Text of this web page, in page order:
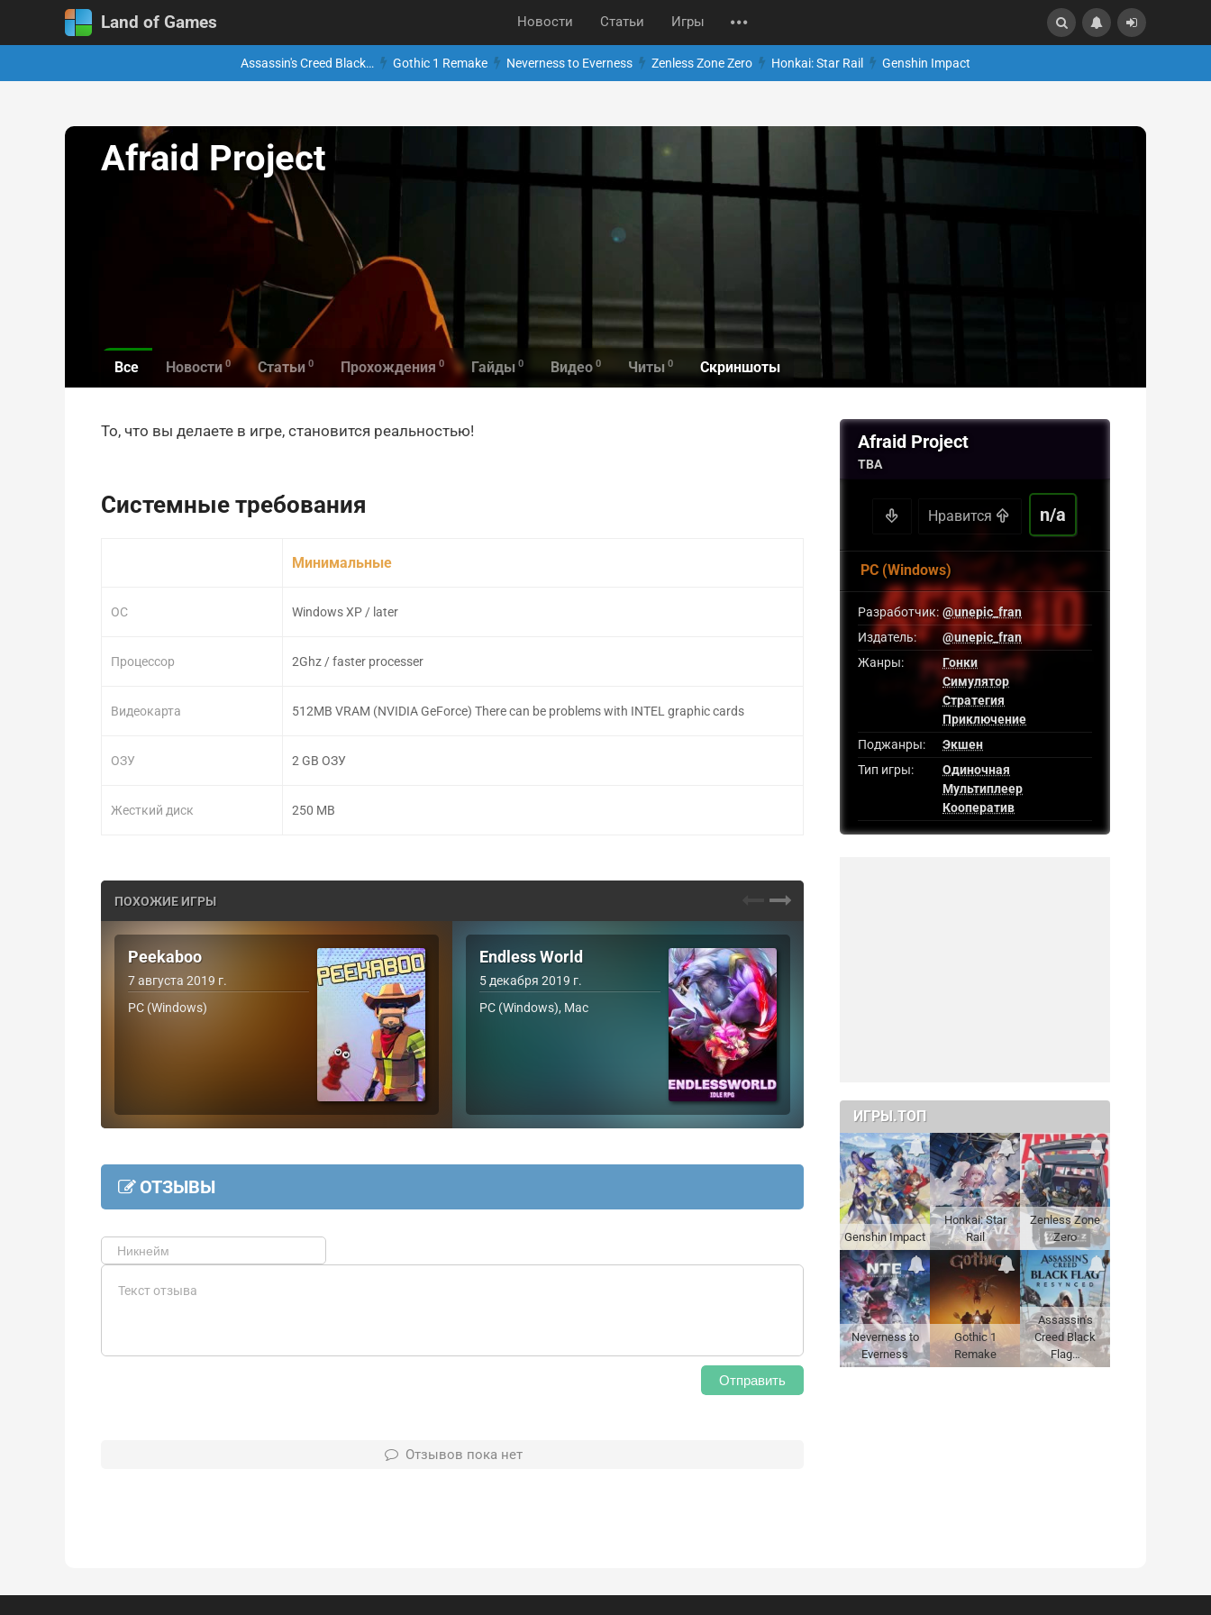
Land of Games Новости Статьи Игры
Assassin's Creed Black… Gothic 1 Remake Neverness to Everness Zenless Zone Zero Honkai: Star Rail Genshin Impact
Afraid Project
Все Новости 0 Статьи 0 Прохождения 0 Гайды 0 Видео 0 Читы 0 Скриншоты
То, что вы делаете в игре, становится реальностью!
Системные требования
ОС
Процессор
Видеокарта
ОЗУ
Жесткий диск
Минимальные
Windows XP / later
2Ghz / faster processer
512MB VRAM (NVIDIA GeForce) There can be problems with INTEL graphic cards
2 GB ОЗУ
250 MB
ПОХОЖИЕ ИГРЫ
Peekaboo
7 августа 2019 г.
PC (Windows)
Endless World
5 декабря 2019 г.
PC (Windows), Mac
ОТЗЫВЫ
Отправить
Отзывов пока нет
Afraid Project
TBA
Нравится n/a
PC (Windows)
Разработчик: @unepic_fran
Издатель:
@unepic_fran
Жанры:
Гонки
Симулятор
Стратегия
Приключение
Поджанры:
Экшен
Тип игры:
Одиночная
Мультиплеер
Кооператив
ИГРЫ.ТОП
Genshin Impact
Honkai: Star
Rail
Zenless Zone
Zero
Neverness to
Everness
Gothic 1
Remake
Assassin's
Creed Black
Flag…